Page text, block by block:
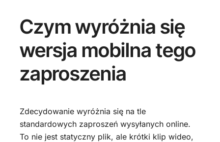
Czym wyróżnia się
wersja mobilna tego
zaproszenia
Zdecydowanie wyróżnia się na tle
standardowych zaproszeń wysyłanych online.
To nie jest statyczny plik, ale krótki klip wideo,